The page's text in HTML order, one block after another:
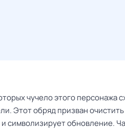
чучело этого персонажа
Этот обряд призван очистить
символизирует обновление.